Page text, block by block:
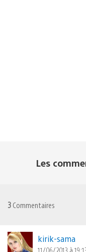
Les
3 Commentaires
kirik-sama
11/06/2013 à